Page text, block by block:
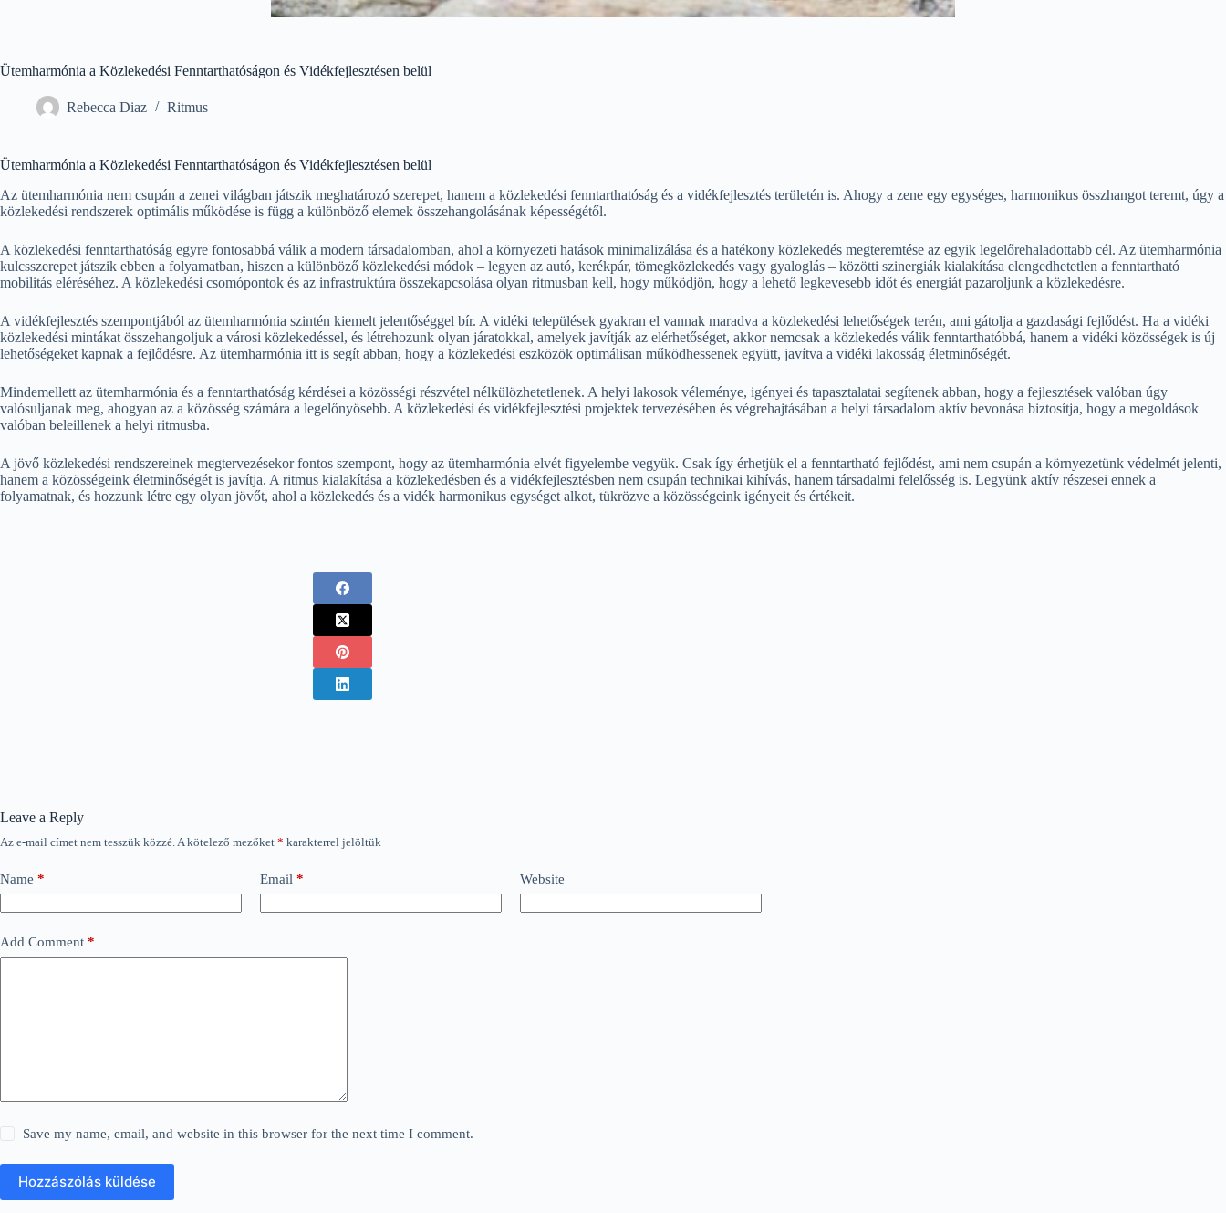
Ütemharmónia a Közlekedési Fenntarthatóságon és Vidékfejlesztésen belül
Rebecca Diaz Ritmus
Ütemharmónia a Közlekedési Fenntarthatóságon és Vidékfejlesztésen belül
Az ütemharmónia nem csupán a zenei világban játszik meghatározó szerepet, hanem a közlekedési fenntarthatóság és a vidékfejlesztés területén is. Ahogy a zene egy egységes, harmonikus összhangot teremt, úgy a
közlekedési rendszerek optimális működése is függ a különböző elemek összehangolásának képességétől.
A közlekedési fenntarthatóság egyre fontosabbá válik a modern társadalomban, ahol a környezeti hatások minimalizálása és a hatékony közlekedés megteremtése az egyik legelőrehaladottabb cél. Az ütemharmónia
kulcsszerepet játszik ebben a folyamatban, hiszen a különböző közlekedési módok – legyen az autó, kerékpár, tömegközlekedés vagy gyaloglás – közötti szinergiák kialakítása elengedhetetlen a fenntartható
mobilitás eléréséhez. A közlekedési csomópontok és az infrastruktúra összekapcsolása olyan ritmusban kell, hogy működjön, hogy a lehető legkevesebb időt és energiát pazaroljunk a közlekedésre.
A vidékfejlesztés szempontjából az ütemharmónia szintén kiemelt jelentőséggel bír. A vidéki települések gyakran el vannak maradva a közlekedési lehetőségek terén, ami gátolja a gazdasági fejlődést. Ha a vidéki
közlekedési mintákat összehangoljuk a városi közlekedéssel, és létrehozunk olyan járatokkal, amelyek javítják az elérhetőséget, akkor nemcsak a közlekedés válik fenntarthatóbbá, hanem a vidéki közösségek is új
lehetőségeket kapnak a fejlődésre. Az ütemharmónia itt is segít abban, hogy a közlekedési eszközök optimálisan működhessenek együtt, javítva a vidéki lakosság életminőségét.
Mindemellett az ütemharmónia és a fenntarthatóság kérdései a közösségi részvétel nélkülözhetetlenek. A helyi lakosok véleménye, igényei és tapasztalatai segítenek abban, hogy a fejlesztések valóban úgy
valósuljanak meg, ahogyan az a közösség számára a legelőnyösebb. A közlekedési és vidékfejlesztési projektek tervezésében és végrehajtásában a helyi társadalom aktív bevonása biztosítja, hogy a megoldások
valóban beleillenek a helyi ritmusba.
A jövő közlekedési rendszereinek megtervezésekor fontos szempont, hogy az ütemharmónia elvét figyelembe vegyük. Csak így érhetjük el a fenntartható fejlődést, ami nem csupán a környezetünk védelmét jelenti,
hanem a közösségeink életminőségét is javítja. A ritmus kialakítása a közlekedésben és a vidékfejlesztésben nem csupán technikai kihívás, hanem társadalmi felelősség is. Legyünk aktív részesei ennek a
folyamatnak, és hozzunk létre egy olyan jövőt, ahol a közlekedés és a vidék harmonikus egységet alkot, tükrözve a közösségeink igényeit és értékeit.
Leave a Reply
Az e-mail címet nem tesszük közzé. A kötelező mezőket * karakterrel jelöltük
Name * Email * Website
Add Comment *
Save my name, email, and website in this browser for the next time I comment.
Hozzászólás küldése